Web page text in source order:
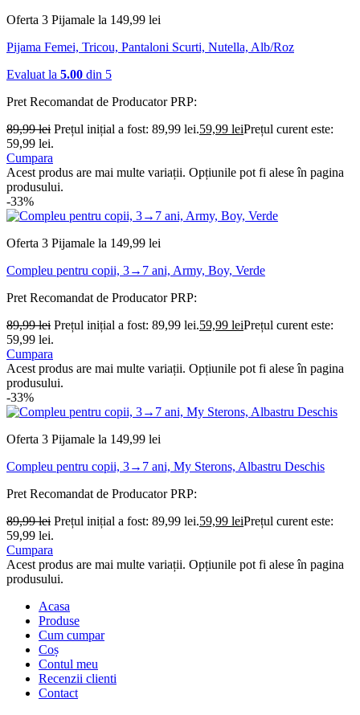
Oferta 3 Pijamale la 149,99 lei
Pijama Femei, Tricou, Pantaloni Scurti, Nutella, Alb/Roz
Evaluat la 5.00 din 5
Pret Recomandat de ProducatorPRP:
89,99lei Prețul inițial a fost: 89,99 lei.59,99 leiPrețul curent este:
59,99 lei.
Cumpara
Acest produs are mai multe variații. Opțiunile pot fi alese în pagina
produsului.
-33%
Oferta 3 Pijamale la 149,99 lei
Compleu pentru copii, 3→7 ani, Army, Boy, Verde
Pret Recomandat de ProducatorPRP:
89,99lei Prețul inițial a fost: 89,99 lei.59,99 leiPrețul curent este:
59,99 lei.
Cumpara
Acest produs are mai multe variații. Opțiunile pot fi alese în pagina
produsului.
-33%
Oferta 3 Pijamale la 149,99 lei
Compleu pentru copii, 3→7 ani, My Sterons, Albastru Deschis
Pret Recomandat de ProducatorPRP:
89,99lei Prețul inițial a fost: 89,99 lei.59,99 leiPrețul curent este:
59,99 lei.
Cumpara
Acest produs are mai multe variații. Opțiunile pot fi alese în pagina
produsului.
Acasa
Produse
Cum cumpar
Coș
Contul meu
Recenzii clienti
Contact